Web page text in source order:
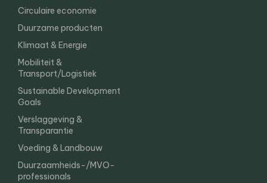
Circulaire economie
Duurzame producten
Klimaat & Energie
Mobiliteit &
Transport/Logistiek
Sustainable Development
Goals
Verslaggeving &
Transparantie
Voeding & Landbouw
Duurzaamheids-/MVO-
professionals